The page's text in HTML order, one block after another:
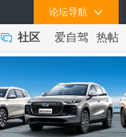
论坛导航
社区 爱自驾 热帖